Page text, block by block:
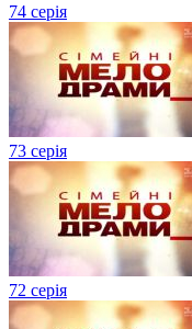
74 серія
73 серія
72 серія